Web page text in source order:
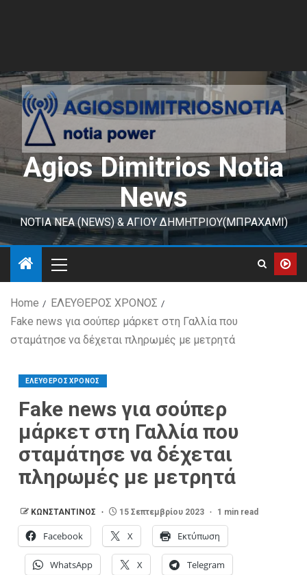
Agios Dimitrios Notia
News
ΝΟΤΙΑ ΝΕΑ (NEWS) & ΑΓΙΟΥ ΔΗΜΗΤΡΙΟΥ(ΜΠΡΑΧΑΜΙ)
Home
ΕΛΕΥΘΕΡΟΣ ΧΡΟΝΟΣ
Fake news για σούπερ μάρκετ στη Γαλλία που
σταμάτησε να δέχεται πληρωμές με μετρητά
ΕΛΕΥΘΕΡΟΣ ΧΡΟΝΟΣ
Fake news για σούπερ
μάρκετ στη Γαλλία που
σταμάτησε να δέχεται
πληρωμές με μετρητά
ΚΩΝΣΤΑΝΤΙΝΟΣ 15 Σεπτεμβρίου 2023 1 min read
Facebook X Εκτύπωση
WhatsApp X Telegram